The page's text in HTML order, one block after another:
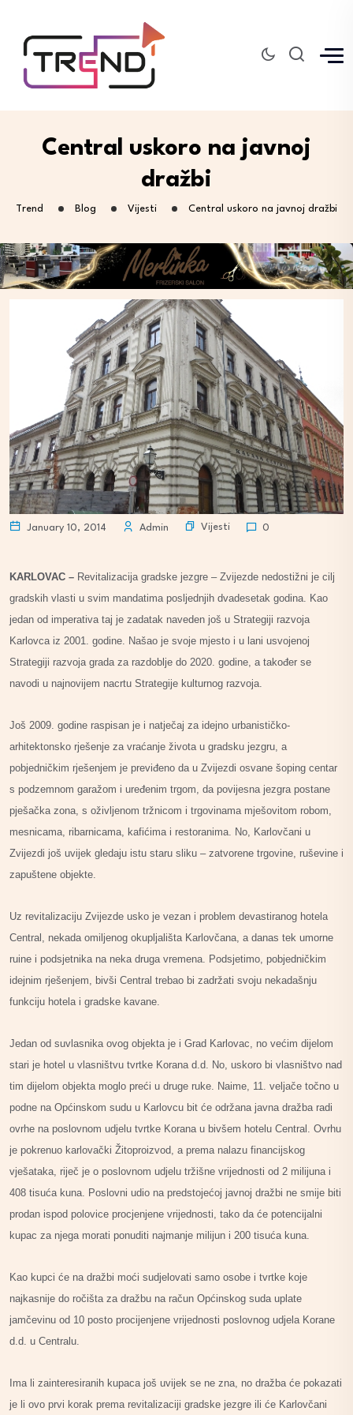
Central uskoro na javnoj
dražbi
Trend Blog Vijesti Central uskoro na javnoj dražbi
January 10, 2014 Admin Vijesti 0
KARLOVAC – Revitalizacija gradske jezgre – Zvijezde nedostižni je cilj
gradskih vlasti u svim mandatima posljednjih dvadesetak godina. Kao
jedan od imperativa taj je zadatak naveden još u Strategiji razvoja
Karlovca iz 2001. godine. Našao je svoje mjesto i u lani usvojenoj
Strategiji razvoja grada za razdoblje do 2020. godine, a također se
navodi u najnovijem nacrtu Strategije kulturnog razvoja.
Još 2009. godine raspisan je i natječaj za idejno urbanističko-
arhitektonsko rješenje za vraćanje života u gradsku jezgru, a
pobjedničkim rješenjem je previđeno da u Zvijezdi osvane šoping centar
s podzemnom garažom i uređenim trgom, da povijesna jezgra postane
pješačka zona, s oživljenom tržnicom i trgovinama mješovitom robom,
mesnicama, ribarnicama, kafićima i restoranima. No, Karlovčani u
Zvijezdi još uvijek gledaju istu staru sliku – zatvorene trgovine, ruševine i
zapuštene objekte.
Uz revitalizaciju Zvijezde usko je vezan i problem devastiranog hotela
Central, nekada omiljenog okupljališta Karlovčana, a danas tek umorne
ruine i podsjetnika na neka druga vremena. Podsjetimo, pobjedničkim
idejnim rješenjem, bivši Central trebao bi zadržati svoju nekadašnju
funkciju hotela i gradske kavane.
Jedan od suvlasnika ovog objekta je i Grad Karlovac, no većim dijelom
stari je hotel u vlasništvu tvrtke Korana d.d. No, uskoro bi vlasništvo nad
tim dijelom objekta moglo preći u druge ruke. Naime, 11. veljače točno u
podne na Općinskom sudu u Karlovcu bit će održana javna dražba radi
ovrhe na poslovnom udjelu tvrtke Korana u bivšem hotelu Central. Ovrhu
je pokrenuo karlovački Žitoproizvod, a prema nalazu financijskog
vješataka, riječ je o poslovnom udjelu tržišne vrijednosti od 2 milijuna i
408 tisuća kuna. Poslovni udio na predstojećoj javnoj dražbi ne smije biti
prodan ispod polovice procjenjene vrijednosti, tako da će potencijalni
kupac za njega morati ponuditi najmanje milijun i 200 tisuća kuna.
Kao kupci će na dražbi moći sudjelovati samo osobe i tvrtke koje
najkasnije do ročišta za dražbu na račun Općinskog suda uplate
jamčevinu od 10 posto procijenjene vrijednosti poslovnog udjela Korane
d.d. u Centralu.
Ima li zainteresiranih kupaca još uvijek se ne zna, no dražba će pokazati
je li ovo prvi korak prema revitalizaciji gradske jezgre ili će Karlovčani